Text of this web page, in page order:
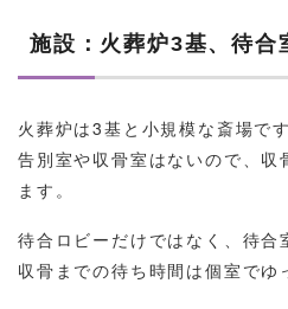
施設：火葬炉3基、待合
火葬炉は3基と小規模な斎場です
告別室や収骨室はないので、収
ます。
待合ロビーだけではなく、待合
収骨までの待ち時間は個室でゆ